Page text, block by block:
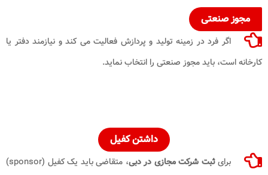
مجوز صنعتی
اگر فرد در زمینه تولید و پردازش فعالیت می کند و نیازمند دفتر یا
کارخانه است، باید مجوز صنعتی را انتخاب نماید.
داشتن کفیل
برایثبت شرکت مجازی در دبی
، متقاضی باید یک کفیل (sponsor)